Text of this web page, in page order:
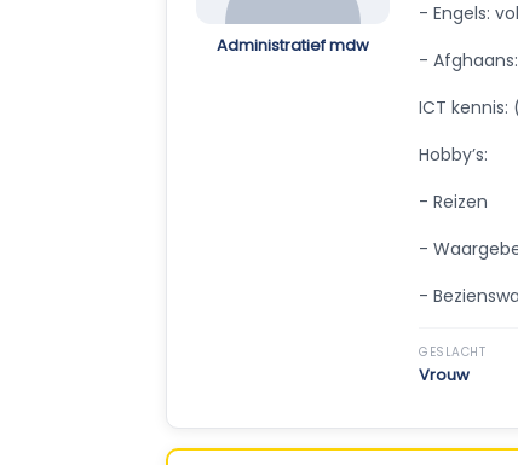
Administratief mdw
- Engels:
-
ICT kennis:
Hobby’s:
- Reizen
-
-
GESLACHT
Vrouw